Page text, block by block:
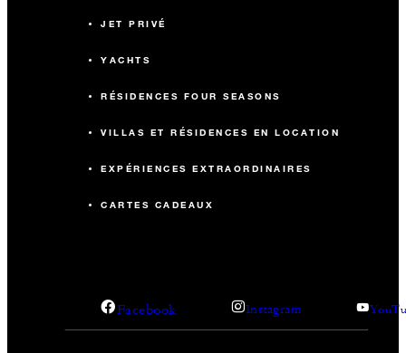
JET PRIVÉ
YACHTS
RÉSIDENCES FOUR SEASONS
VILLAS ET RÉSIDENCES EN LOCATION
EXPÉRIENCES EXTRAORDINAIRES
CARTES CADEAUX
Facebook Instagram